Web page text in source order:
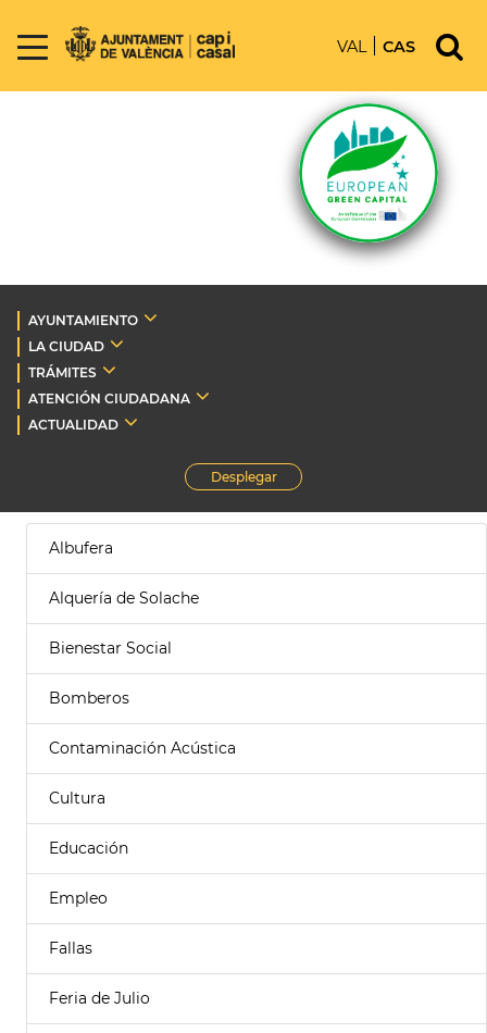
VAL CAS
AYUNTAMIENTO
LA CIUDAD
TRÁMITES
ATENCIÓN CIUDADANA
ACTUALIDAD
Desplegar
Albufera
Alquería de Solache
Bienestar Social
Bomberos
Contaminación Acústica
Cultura
Educación
Empleo
Fallas
Feria de Julio